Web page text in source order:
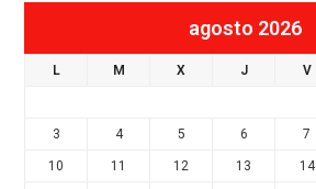
agosto 2026
L M X J V
3 4 5 6 7
10 11 12 13 14